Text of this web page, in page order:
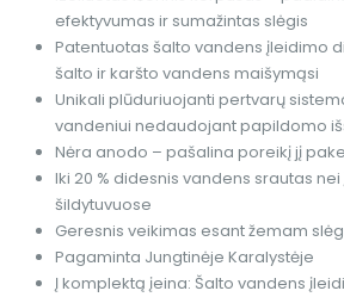
efektyvumas ir sumažintas slėgis
Patentuotas šalto vandens įleidimo
šalto ir karšto vandens maišymąsi
Unikali plūduriuojanti pertvarų
vandeniui nedaudojant papildomo
Nėra anodo – pašalina poreikį jį
Iki 20 % didesnis vandens srautas
šildytuvuose
Geresnis veikimas esant žemam
Pagaminta Jungtinėje Karalystėje
Į komplektą įeina: Šalto vandens